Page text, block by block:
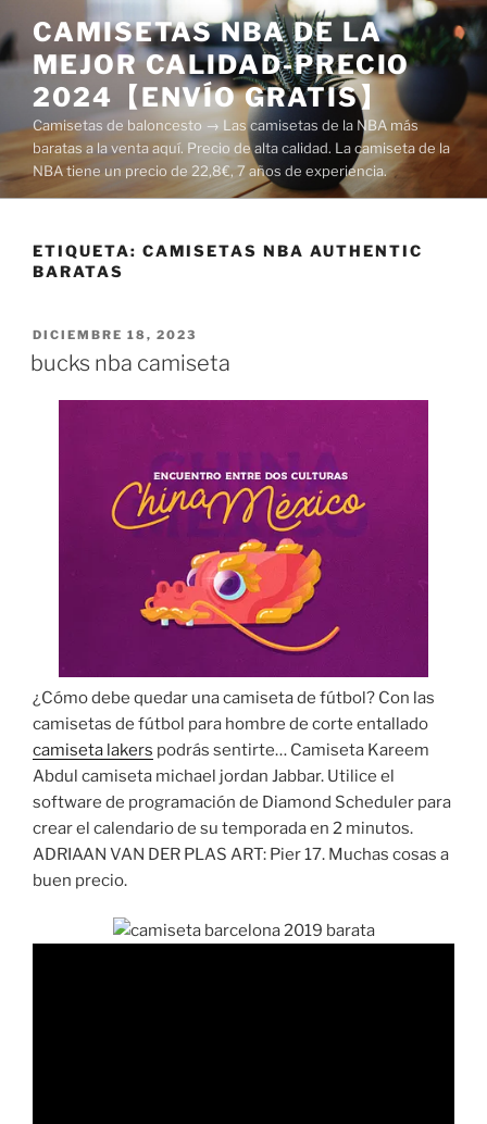
al
contenido
CAMISETAS NBA DE LA
MEJOR CALIDAD-PRECIO
2024【ENVÍO GRATIS】
Camisetas de baloncesto → Las camisetas de la NBA más
baratas a la venta aquí. Precio de alta calidad. La camiseta de la
NBA tiene un precio de 22,8€, 7 años de experiencia.
ETIQUETA: CAMISETAS NBA AUTHENTIC
BARATAS
PUBLICADO
EL
DICIEMBRE 18, 2023
bucks nba camiseta
¿Cómo debe quedar una camiseta de fútbol? Con las
camisetas de fútbol para hombre de corte entallado
camiseta lakers podrás sentirte… Camiseta Kareem
Abdul camiseta michael jordan Jabbar. Utilice el
software de programación de Diamond Scheduler para
crear el calendario de su temporada en 2 minutos.
ADRIAAN VAN DER PLAS ART: Pier 17. Muchas cosas a
buen precio.